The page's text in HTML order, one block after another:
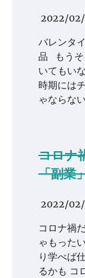
2022/
バレンタ
品 もうそ
いてもい
時期には
ゃならな
コロナ
「副業
2022/
コロナ禍
ゃもった
り学べば
るかも コ